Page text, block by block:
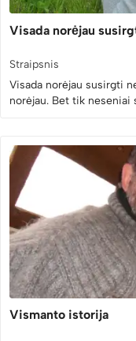
Visada norėjau
Straipsnis
Visada norėjau susirgti
norėjau. Bet tik neseniai
Vismanto istorija